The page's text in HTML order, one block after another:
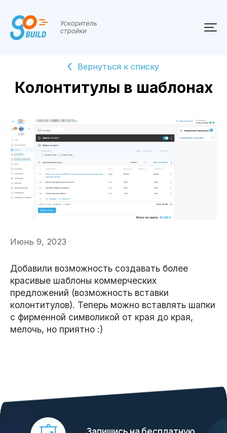
Поддержка
Документы и информация
Видео инструкции
mail@gobuild.ru
Вернуться к списку
Колонтитулы в шаблонах
Июнь 9, 2023
Добавили возможность создавать более
красивые шаблоны коммерческих
предложений (возможность вставки
колонтитулов). Теперь можно вставлять шапки
с фирменной символикой от края до края,
мелочь, но приятно :)